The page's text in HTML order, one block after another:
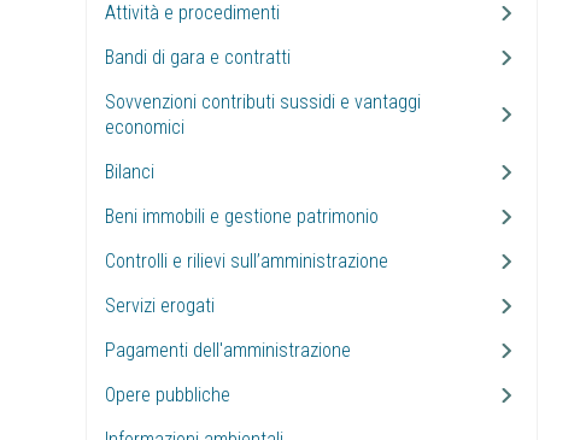
Attività e procedimenti
Bandi di gara e contratti
Sovvenzioni contributi sussidi e vantaggi
economici
Bilanci
Beni immobili e gestione patrimonio
Controlli e rilievi sull’amministrazione
Servizi erogati
Pagamenti dell'amministrazione
Opere pubbliche